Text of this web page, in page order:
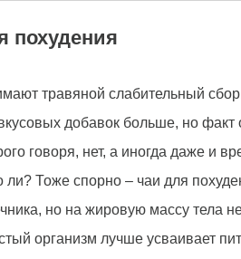
травяной слабительный
добавок больше, но факт
говоря, нет, а иногда даже и
Тоже спорно – чаи для
но на жировую массу тела
организм лучше усваивает